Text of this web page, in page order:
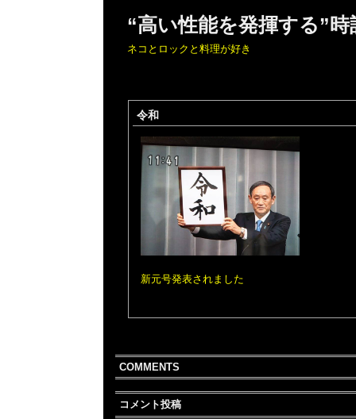
“高い性能を発揮する”
ネコとロックと料理が好き
令和
新元号発表されました
COMMENTS
コメント投稿